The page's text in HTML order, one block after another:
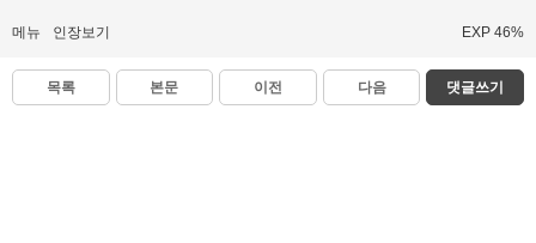
메뉴 인장보기 EXP 46%
목록 본문 이전 다음 댓글쓰기